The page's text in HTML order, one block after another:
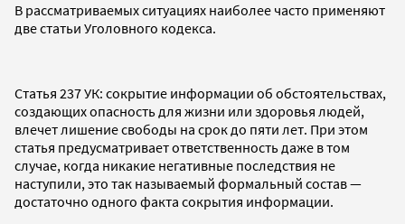
В рассматриваемых ситуациях наиболее часто применяют
две статьи Уголовного кодекса.
Статья 237 УК: сокрытие информации об обстоятельствах,
создающих опасность для жизни или здоровья людей,
влечет лишение свободы на срок до пяти лет. При этом
статья предусматривает ответственность даже в том
случае, когда никакие негативные последствия не
наступили, это так называемый формальный состав —
достаточно одного факта сокрытия информации.